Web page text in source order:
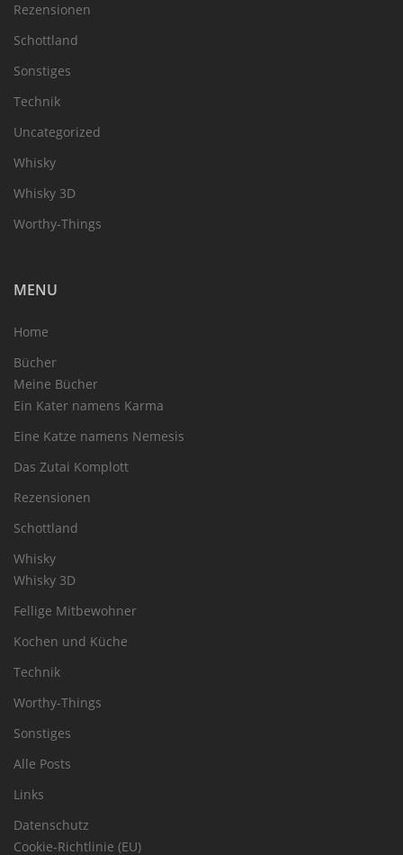
Rezensionen
Schottland
Sonstiges
Technik
Uncategorized
Whisky
Whisky 3D
Worthy-Things
MENU
Home
Bücher
Meine Bücher
Ein Kater namens Karma
Eine Katze namens Nemesis
Das Zutai Komplott
Rezensionen
Schottland
Whisky
Whisky 3D
Fellige Mitbewohner
Kochen und Küche
Technik
Worthy-Things
Sonstiges
Alle Posts
Links
Datenschutz
Cookie-Richtlinie (EU)